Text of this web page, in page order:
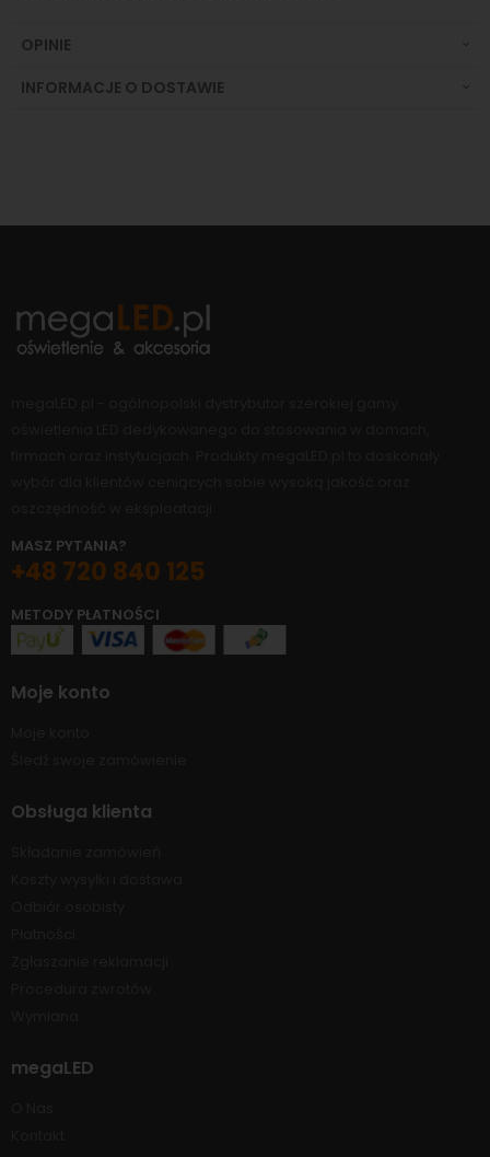
OPINIE
INFORMACJE O DOSTAWIE
MASZ PYTANIA?
+48 720 840 125
METODY PŁATNOŚCI
Moje konto
Obsługa klienta
megaLED